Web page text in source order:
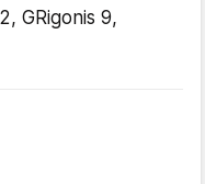
GRigonis 9,